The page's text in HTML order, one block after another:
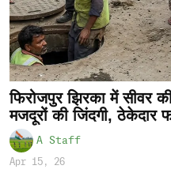
फिरोजपुर झिरका में सीवर
मजदूरों की जिंदगी, ठेकेदार
A Staff
Apr 15, 26